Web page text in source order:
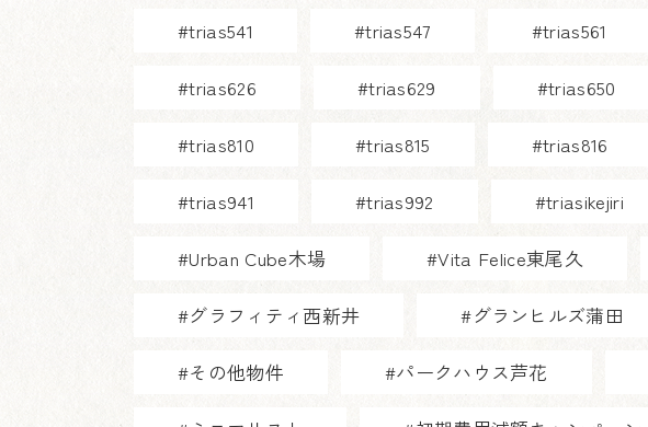
#trias541 #trias547 #trias561
#trias626 #trias629 #trias650
#trias810 #trias815 #trias816
#trias941 #trias992 #triasikejiri
#Urban Cube木場 #Vita Felice東尾久
#グラフィティ西新井 #グランヒルズ蒲田
#その他物件 #パークハウス芦花